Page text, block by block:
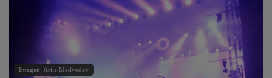
Imagen: Artie Medvedev